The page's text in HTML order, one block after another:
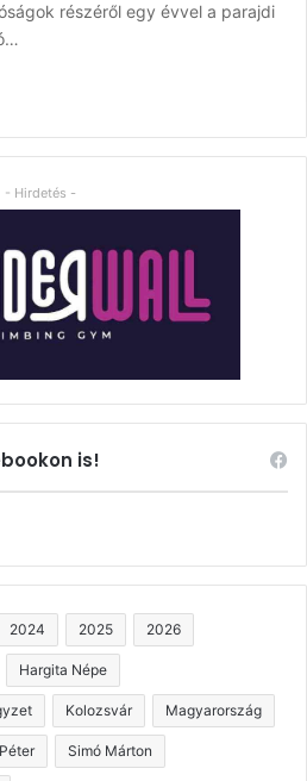
részéről egy évvel a parajdi
- Hirdetés -
is!
2024 2025 2026
Hargita Népe
Kolozsvár Magyarország
Simó Márton